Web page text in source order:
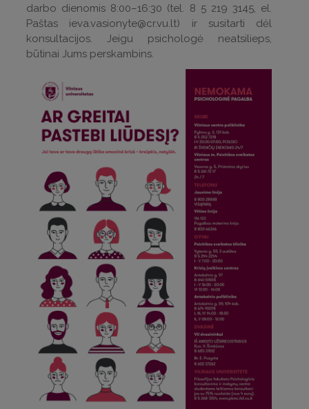
darbo dienomis 8:00–16:30 (tel. 8 5 219 3145, el.
Paštas ieva.vasionyte@cr.vu.lt) ir susitarti dėl
konsultacijos. Jeigu psichologė neatsilieps,
būtinai Jums perskambins.